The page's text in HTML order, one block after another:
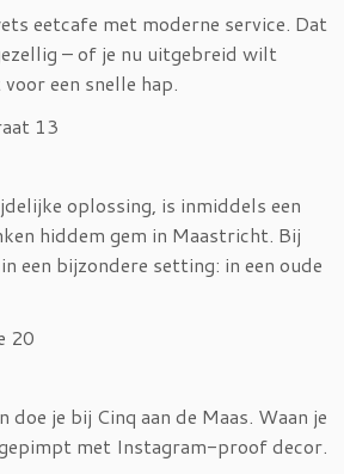
eetcafe met moderne service. Dat
– of je nu uitgebreid wilt
een snelle hap.
13
oplossing, is inmiddels een
hiddem gem in Maastricht. Bij
een bijzondere setting: in een oude
20
doe je bij Cinq aan de Maas. Waan je
met Instagram-proof decor.